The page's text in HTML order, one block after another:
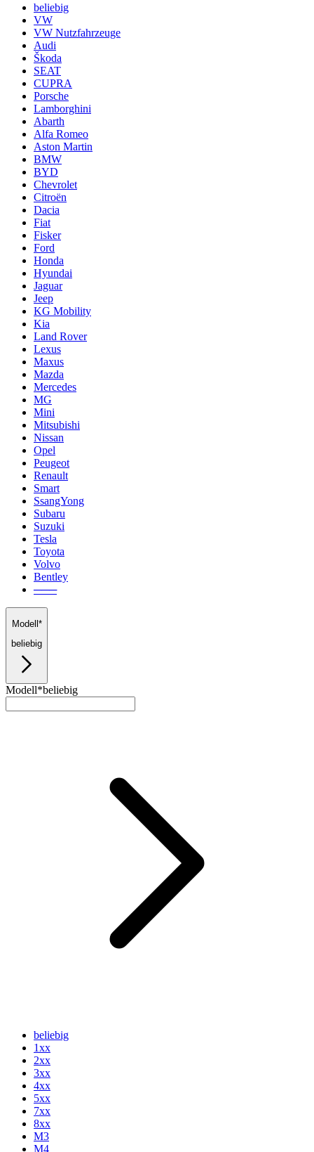
beliebig
VW
VW Nutzfahrzeuge
Audi
Škoda
SEAT
CUPRA
Porsche
Lamborghini
Abarth
Alfa Romeo
Aston Martin
BMW
BYD
Chevrolet
Citroën
Dacia
Fiat
Fisker
Ford
Honda
Hyundai
Jaguar
Jeep
KG Mobility
Kia
Land Rover
Lexus
Maxus
Mazda
Mercedes
MG
Mini
Mitsubishi
Nissan
Opel
Peugeot
Renault
Smart
SsangYong
Subaru
Suzuki
Tesla
Toyota
Volvo
Bentley
───
Modell*
beliebig
Modell*beliebig
beliebig
1xx
2xx
3xx
4xx
5xx
7xx
8xx
M3
M4